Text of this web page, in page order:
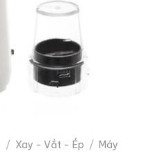
/ Xay - Vắt - Ép / Máy